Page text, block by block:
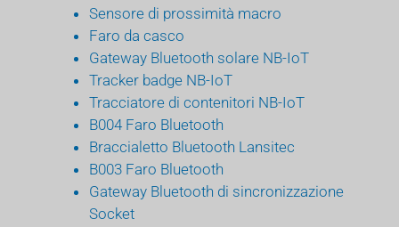
Sensore di prossimità macro
Faro da casco
Gateway Bluetooth solare NB-IoT
Tracker badge NB-IoT
Tracciatore di contenitori NB-IoT
B004 Faro Bluetooth
Braccialetto Bluetooth Lansitec
B003 Faro Bluetooth
Gateway Bluetooth di sincronizzazione
Socket